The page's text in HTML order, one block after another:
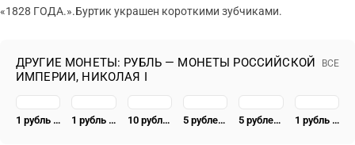
«1828 ГОДА.».Буртик украшен короткими зубчиками.
ДРУГИЕ МОНЕТЫ: РУБЛЬ — МОНЕТЫ РОССИЙСКОЙ
ИМПЕРИИ, НИКОЛАЯ I
ВСЕ
1 рубль 1832, СПБ-НГ, венок 8 звеньев 1 рубль 1841, СПБ-HI, свадьба Александра Николаевича 10 рублей 1836, СПБ, коронация Николая I 5 рублей 1832, СПБ-ПД, из россыпей колыванских 5 рублей 1852, СПБ-АГ 1 рубль 1834, открытие Александровской колонны